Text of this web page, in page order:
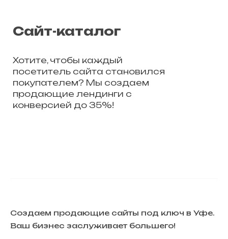
Сайт-каталог
Хотите, чтобы каждый
посетитель сайта становился
покупателем? Мы создаем
продающие лендинги с
конверсией до 35%!
Создаем продающие сайты под ключ в Уфе.
Ваш бизнес заслуживает большего!